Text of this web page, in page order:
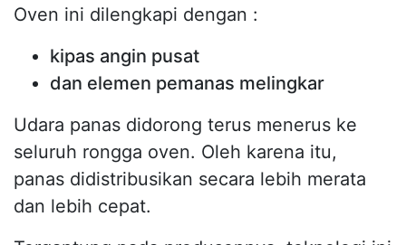
Oven ini dilengkapi dengan :
kipas angin pusat
dan elemen pemanas melingkar
Udara panas didorong terus menerus ke
seluruh rongga oven. Oleh karena itu,
panas didistribusikan secara lebih merata
dan lebih cepat.